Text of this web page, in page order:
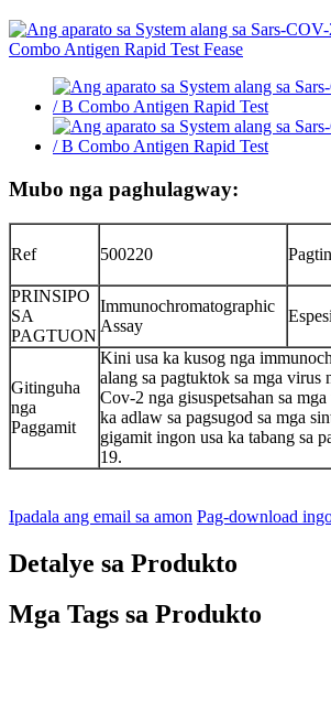
Mubo nga paghulagway:
Ref 500220
PRINSIPO
SA
PAGTUON
Immunochromatographic
Assay
Gitinguha
nga
Paggamit
Kini usa ka kusog nga
alang sa pagtuktok sa mga virus
Cov-2 nga gisuspetsahan sa
ka adlaw sa pagsugod sa mga
gigamit ingon usa ka tabang sa
19.
Ipadala ang email sa amon Pag-download
Detalye sa Produkto
Mga Tags sa Produkto